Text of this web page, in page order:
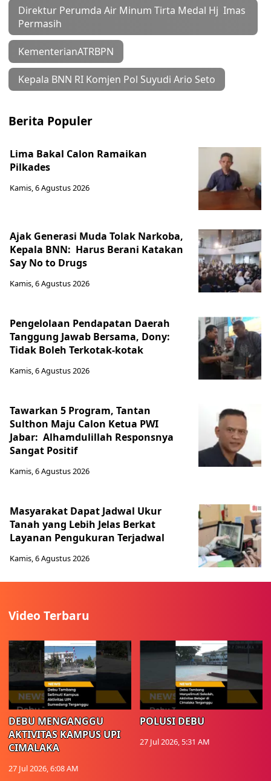
Direktur Perumda Air Minum Tirta Medal Hj Imas
Permasih
KementerianATRBPN
Kepala BNN RI Komjen Pol Suyudi Ario Seto
Berita Populer
Lima Bakal Calon Ramaikan
Pilkades
Kamis, 6 Agustus 2026
Ajak Generasi Muda Tolak Narkoba,
Kepala BNN: Harus Berani Katakan
Say No to Drugs
Kamis, 6 Agustus 2026
Pengelolaan Pendapatan Daerah
Tanggung Jawab Bersama, Dony:
Tidak Boleh Terkotak-kotak
Kamis, 6 Agustus 2026
Tawarkan 5 Program, Tantan
Sulthon Maju Calon Ketua PWI
Jabar: Alhamdulillah Responsnya
Sangat Positif
Kamis, 6 Agustus 2026
Masyarakat Dapat Jadwal Ukur
Tanah yang Lebih Jelas Berkat
Layanan Pengukuran Terjadwal
Kamis, 6 Agustus 2026
Video Terbaru
DEBU MENGANGGU
AKTIVITAS KAMPUS UPI
CIMALAKA
27 Jul 2026, 6:08 AM
POLUSI DEBU
27 Jul 2026, 5:31 AM